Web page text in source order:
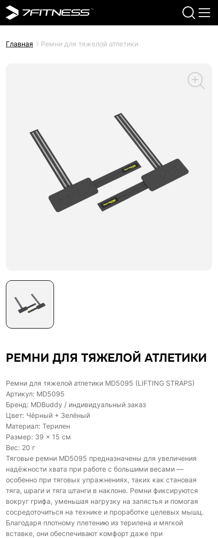
Главная Ремни для тяжелой атлетики
РЕМНИ ДЛЯ ТЯЖЕЛОЙ АТЛЕТИКИ
Ремни для тяжелой атлетики MD5095 (LIFTING STRAPS)
Артикул: MD5095
Бренд: MDBuddy / индивидуальный заказ
Цвет: Чёрный + Зелёный
Материал: Терилен
Размер: 39 × 15 см
Вес: 20 г
Тяговые ремни MD5095 предназначены для увеличения
надёжности хвата при работе с большими весами —
особенно при тяговых упражнениях, таких как становая
тяга, шраги и тяга штанги в наклоне. Ремни фиксируются
вокруг грифа, уменьшая нагрузку на запястья и помогая
сосредоточиться на технике и проработке целевых мышц.
Благодаря плотному плетению из терилена и мягкой
вставке, они обеспечивают комфорт даже при